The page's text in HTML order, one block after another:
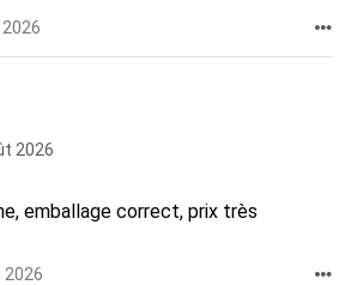
2026
2026
emballage correct, prix très
2026